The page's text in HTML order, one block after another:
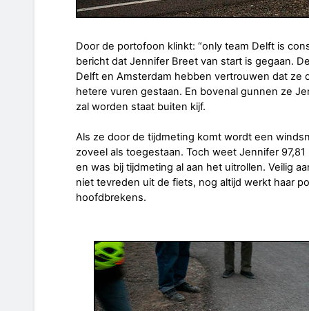
Door de portofoon klinkt: “only team Delft is
bericht dat Jennifer Breet van start is gegaan.
Delft en Amsterdam hebben vertrouwen dat ze
hetere vuren gestaan. En bovenal gunnen ze
zal worden staat buiten kijf.
Als ze door de tijdmeting komt wordt een
zoveel als toegestaan. Toch weet Jennifer
en was bij tijdmeting al aan het uitrollen. Veilig
niet tevreden uit de fiets, nog altijd werkt haar
hoofdbrekens.